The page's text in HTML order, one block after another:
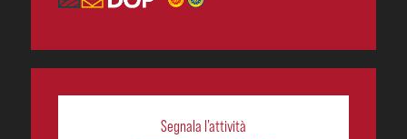
Segnala l’attività